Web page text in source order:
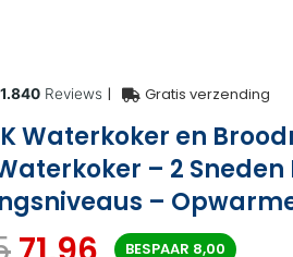
| Gratis verzending
Waterkoker en
Waterkoker – 2
–
BESPAAR 8,00